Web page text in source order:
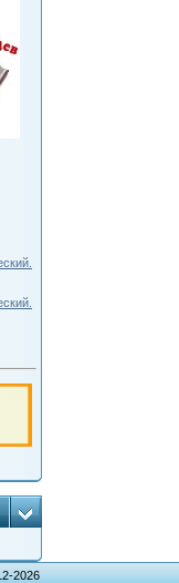
2026